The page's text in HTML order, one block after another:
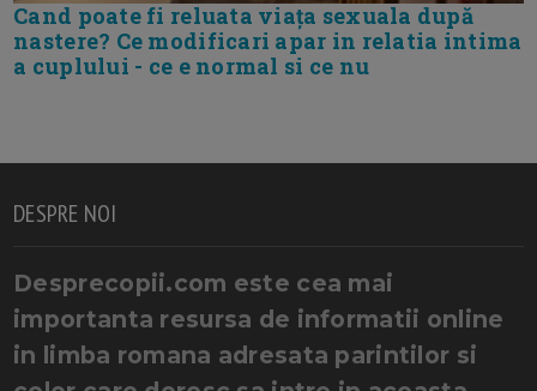
Cand poate fi reluata viața sexuala după
nastere? Ce modificari apar in relatia intima
a cuplului - ce e normal si ce nu
DESPRE NOI
Desprecopii.com este cea mai
importanta resursa de informatii online
in limba romana adresata parintilor si